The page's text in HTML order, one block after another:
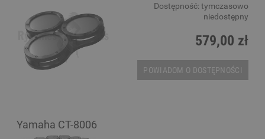
Dostępność: tymczasowo
niedostępny
579,00 zł
POWIADOM O DOSTĘPNOŚCI
Yamaha CT-8006